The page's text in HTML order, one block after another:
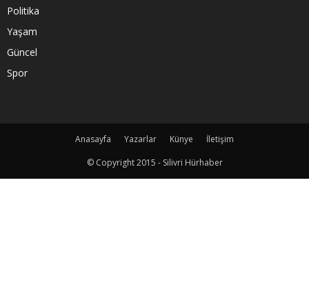
Politika
Yaşam
Güncel
Spor
Anasayfa Yazarlar Künye
İletişim
© Copyright 2015 - Silivri Hürhaber